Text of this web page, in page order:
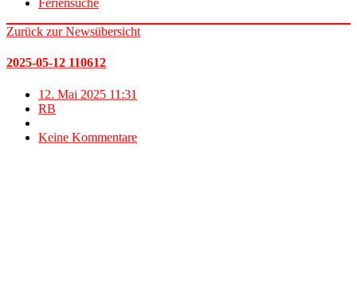
Feriensuche
Zurück zur Newsübersicht
2025-05-12 110612
12. Mai 2025 11:31
RB
Keine Kommentare